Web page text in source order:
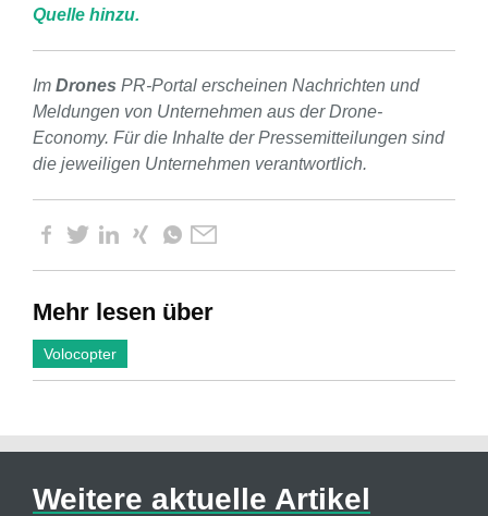
Quelle hinzu.
Im Drones PR-Portal erscheinen Nachrichten und
Meldungen von Unternehmen aus der Drone-
Economy. Für die Inhalte der Pressemitteilungen sind
die jeweiligen Unternehmen verantwortlich.
Mehr lesen über
Volocopter
Weitere aktuelle Artikel